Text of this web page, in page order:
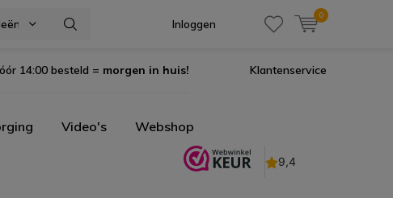
Inloggen
0
14:00 besteld = morgen in huis! Klantenservice
Video's Webshop